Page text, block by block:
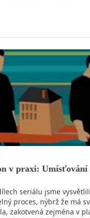
v praxi: Umísťování
seriálu jsme
proces, nýbrž že má
zakotvená zejména v